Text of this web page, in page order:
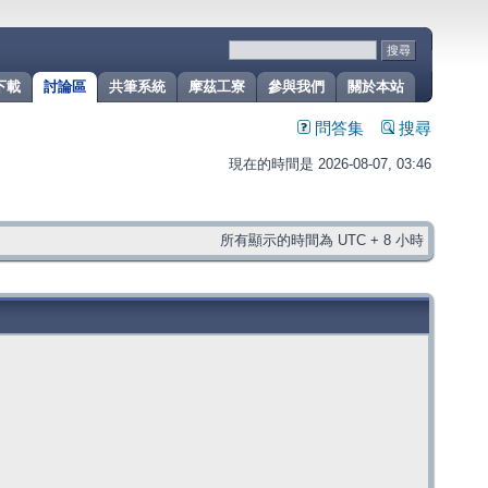
關於本站
參與我們
摩茲工寮
共筆系統
討論區
載
問答集 搜尋
現在的時間是 2026-08-07, 03:46
所有顯示的時間為 UTC + 8 小時